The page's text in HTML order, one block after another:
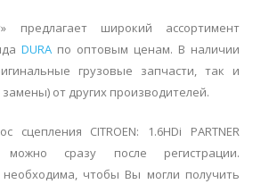
предлагает широкий ассортимент
DURA по оптовым ценам. В наличии
грузовые запчасти, так и
от других производителей.
сцепления CITROEN: 1.6HDi PARTNER
можно сразу после регистрации.
необходима, чтобы Вы могли получить